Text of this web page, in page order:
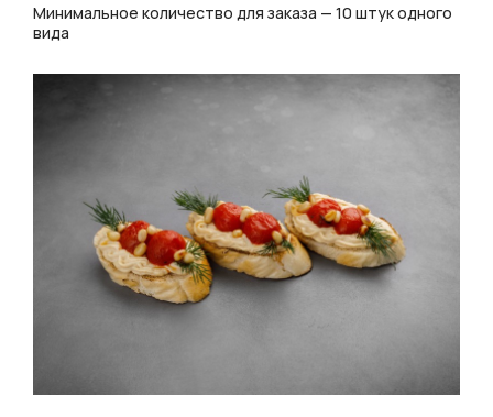
Минимальное количество для заказа — 10 штук одного
вида